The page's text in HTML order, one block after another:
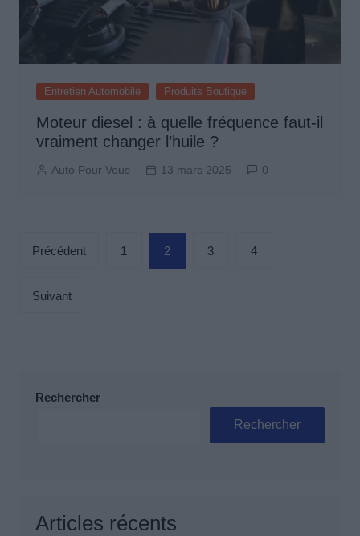
Entretien Automobile Produits Boutique
Moteur diesel : à quelle fréquence faut-il
vraiment changer l’huile ?
Auto Pour Vous 13 mars 2025 0
Pagination
publications
Précédent 1 2 3 4
Suivant
Rechercher
Rechercher
Articles récents